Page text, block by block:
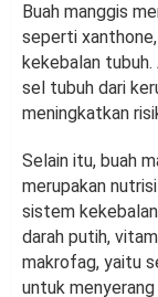
Buah manggis
seperti
kekebalan
sel tubuh dari
meningkatkan
Selain itu, buah
merupakan
sistem
darah putih,
makrofag, yaitu
untuk